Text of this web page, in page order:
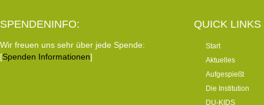
SPENDENINFO:
Wir freuen uns sehr über jede Spende:
[Spenden Informationen]
QUICK LINKS
Start
Aktuelles
Aufgespießt
Die Institution
DU-KIDS